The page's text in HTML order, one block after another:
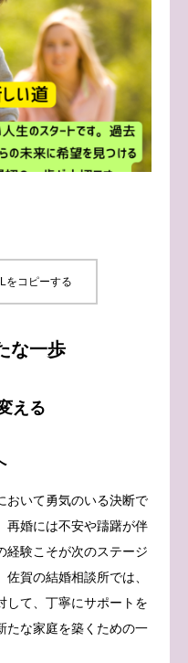
をコピーする
な一歩
える
おいて勇気のいる決断で
再婚には不安や躊躇が伴
経験こそが次のステージ
賀の結婚相談所では、
して、丁寧にサポートを
たな家庭を築くための一